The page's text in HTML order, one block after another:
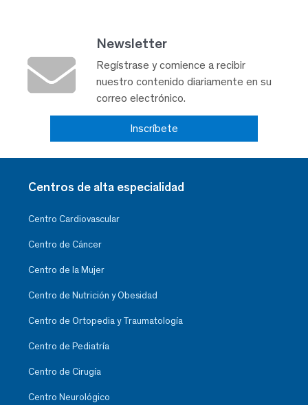
Newsletter
Regístrase y comience a recibir
nuestro contenido diariamente en su
correo electrónico.
Inscríbete
Centros de alta especialidad
Centro Cardiovascular
Centro de Cáncer
Centro de la Mujer
Centro de Nutrición y Obesidad
Centro de Ortopedia y Traumatología
Centro de Pediatría
Centro de Cirugía
Centro Neurológico